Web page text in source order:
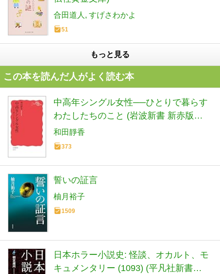
合田道人 すげさわかよ
51
もっと見る
この本を読んだ人がよく読む本
中高年シングル女性──ひとりで暮らす
わたしたちのこと (岩波新書 新赤版
2093)
和田靜香
373
誓いの証言
柚月裕子
1509
日本ホラー小説史: 怪談、オカルト、モ
キュメンタリー (1093) (平凡社新書